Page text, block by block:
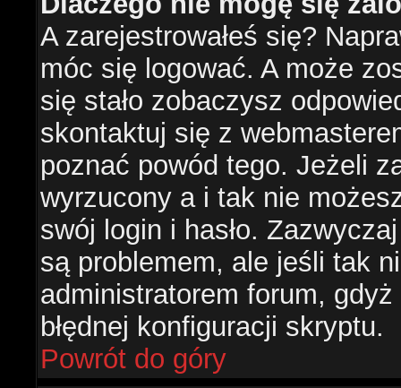
A zarejestrowałeś się?
móc się logować. A może
się stało zobaczysz
skontaktuj się z
poznać powód tego. Jeżeli
wyrzucony a i tak nie
swój login i hasło.
są problemem, ale jeśli tak
administratorem forum,
błędnej konfiguracji skryptu.
Powrót do góry